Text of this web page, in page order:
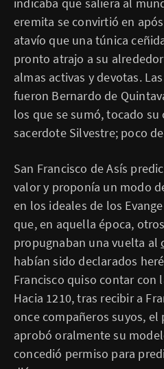
eremita se convirtió en
atavío que una túnica
pronto atrajo a su
almas activas y devotas.
fueron Bernardo de
los que se sumó, tocado
sacerdote Silvestre; poco
San Francisco de Asís
valor y proponía un modo
en los ideales de los
que, en aquella época,
propugnaban una vuelta al
habían sido declarados
Francisco quiso contar
Hacia 1210, tras recibir a
once compañeros suyos, el
aprobó oralmente su
concedió permiso para